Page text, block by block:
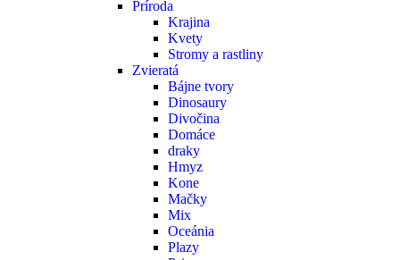
Príroda
Krajina
Kvety
Stromy a rastliny
Zvieratá
Bájne tvory
Dinosaury
Divočina
Domáce
draky
Hmyz
Kone
Mačky
Mix
Oceánia
Plazy